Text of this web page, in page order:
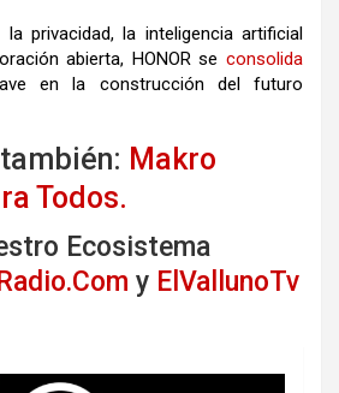
privacidad, la inteligencia artificial
abierta, HONOR se consolida
en la construcción del futuro
Makro
Todos.
Ecosistema
y ElVallunoTv